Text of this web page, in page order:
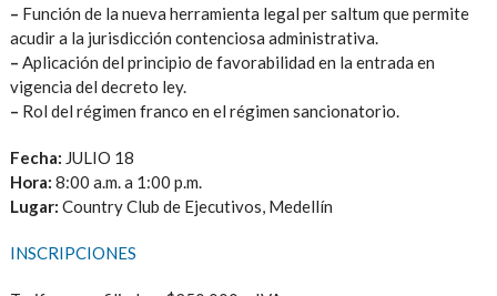
– Función de la nueva herramienta legal per saltum que permite
acudir a la jurisdicción contenciosa administrativa.
– Aplicación del principio de favorabilidad en la entrada en
vigencia del decreto ley.
– Rol del régimen franco en el régimen sancionatorio.
Fecha: JULIO 18
Hora: 8:00 a.m. a 1:00 p.m.
Lugar: Country Club de Ejecutivos, Medellín
INSCRIPCIONES